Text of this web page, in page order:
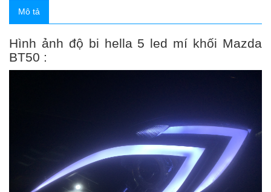
Mô tả
Hình ảnh độ bi hella 5 led mí khối Mazda
BT50 :